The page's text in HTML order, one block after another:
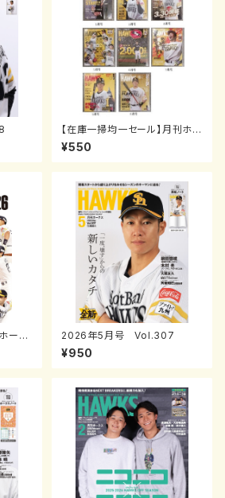
【在庫一掃均一セール】月刊ホー
クス2018年1、3～7、9～10月
号
¥550
ーク
2026年5月号 Vol.307
¥950